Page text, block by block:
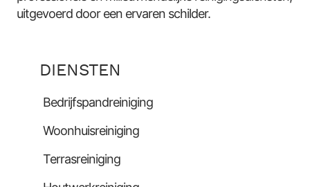
uitgevoerd door een ervaren schilder.
DIENSTEN
Bedrijfspandreiniging
Woonhuisreiniging
Terrasreiniging